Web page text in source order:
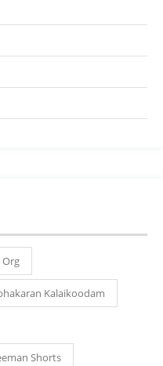
Org
Kalaikoodam
Shorts